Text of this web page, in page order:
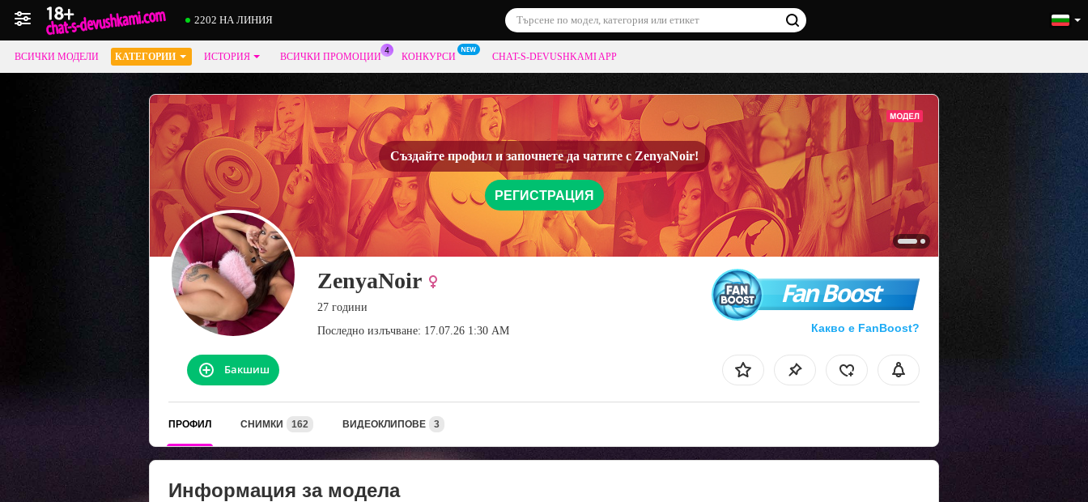
2202 НА ЛИНИЯ
ВСИЧКИ МОДЕЛИ КАТЕГОРИИ ИСТОРИЯ ВСИЧКИ ПРОМОЦИИ КОНКУРСИ CHAT-S-DEVUSHKAMI APP
Създайте профил и започнете да чатите с ZenyaNoir!
РЕГИСТРАЦИЯ
ZenyaNoir
27 години
Последно излъчване: 17.07.26 1:30 AM
Fan Boost
Какво е FanBoost?
Бакшиш
ПРОФИЛ СНИМКИ 162 ВИДЕОКЛИПОВЕ 3
Информация за модела